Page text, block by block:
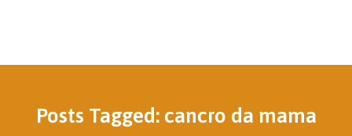
Posts Tagged: cancro da mama